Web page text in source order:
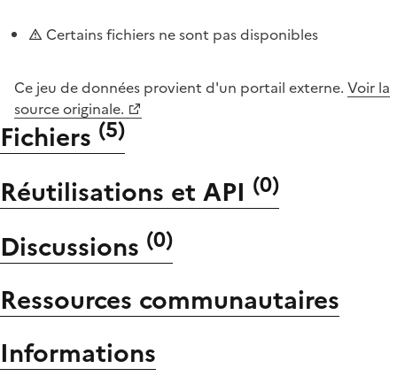
Certains fichiers ne sont pas disponibles
Ce jeu de données provient d'un portail externe. Voir la
source originale.
Fichiers (5)
Réutilisations et API (0)
Discussions (0)
Ressources communautaires
Informations